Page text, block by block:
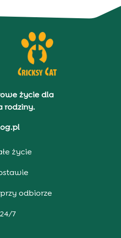
życie dla
rodziny.
życie
odbiorze
7